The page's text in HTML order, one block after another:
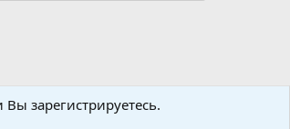
зарегистрируетесь.